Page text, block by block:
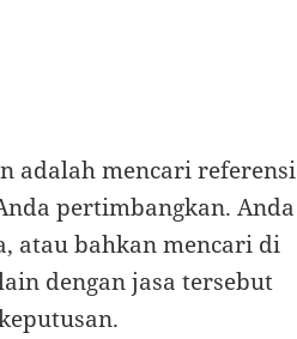
adalah mencari referensi
pertimbangkan. Anda
atau bahkan mencari di
dengan jasa tersebut